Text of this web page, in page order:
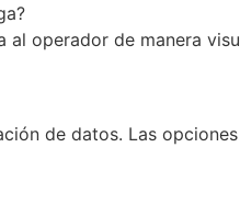
operador de manera
de datos. Las